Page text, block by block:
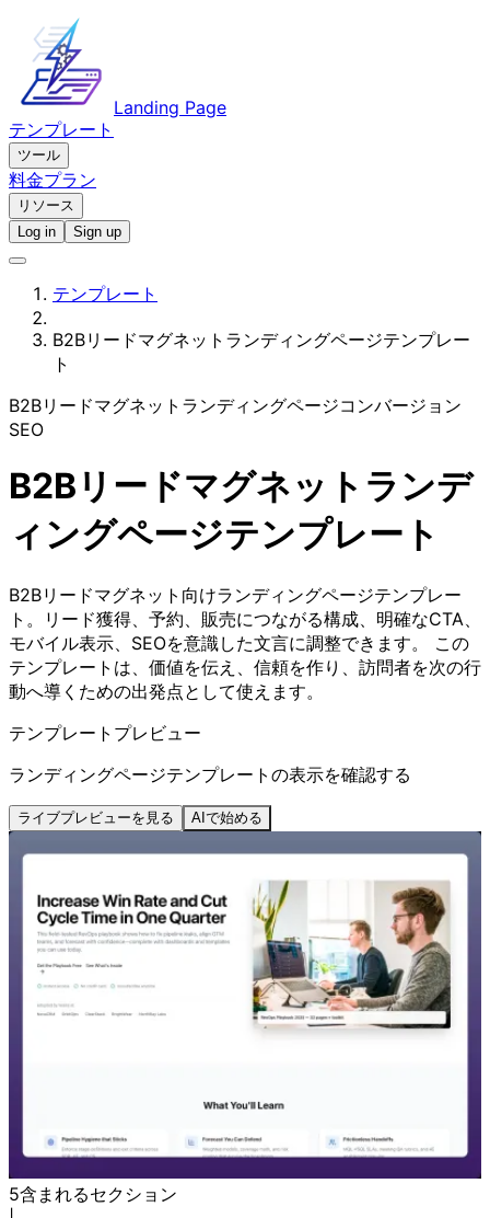
Landing Page
テンプレート
ツール
料金プラン
リソース
Log in
Sign up
テンプレート
B2Bリードマグネットランディングページテンプレー
ト
B2Bリードマグネット ランディングページコンバージョン
SEO
B2Bリードマグネットランデ
ィングページテンプレート
B2Bリードマグネット向けランディングページテンプレー
ト。リード獲得、予約、販売につながる構成、明確なCTA、
モバイル表示、SEOを意識した文言に調整できます。 この
テンプレートは、価値を伝え、信頼を作り、訪問者を次の行
動へ導くための出発点として使えます。
テンプレートプレビュー
ランディングページテンプレートの表示を確認する
ライブプレビューを見る AIで始める
5含まれるセクション